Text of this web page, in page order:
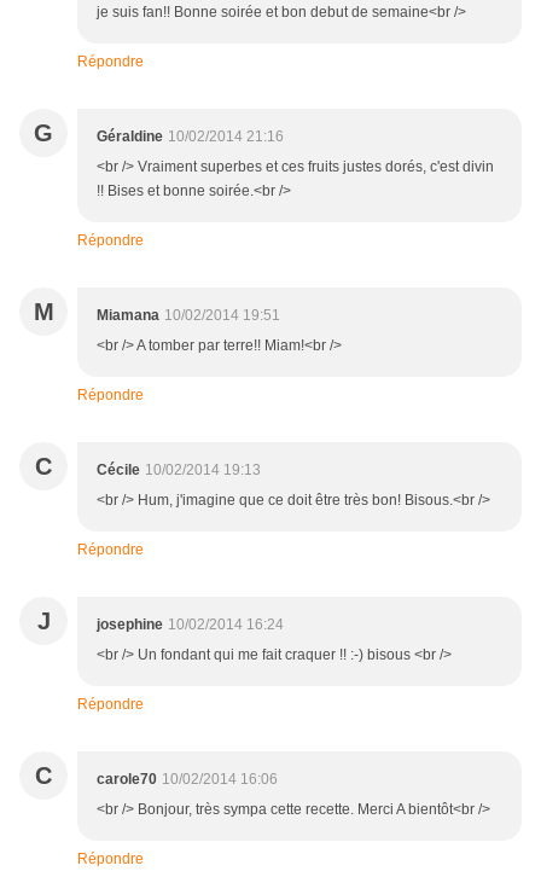
je suis fan!! Bonne soirée et bon debut de semaine<br />
Répondre
G Géraldine 10/02/2014 21:16
<br /> Vraiment superbes et ces fruits justes dorés, c'est divin
!! Bises et bonne soirée.<br />
Répondre
M Miamana 10/02/2014 19:51
<br /> A tomber par terre!! Miam!<br />
Répondre
C Cécile 10/02/2014 19:13
<br /> Hum, j'imagine que ce doit être très bon! Bisous.<br />
Répondre
J josephine 10/02/2014 16:24
<br /> Un fondant qui me fait craquer !! :-) bisous <br />
Répondre
C carole70 10/02/2014 16:06
<br /> Bonjour, très sympa cette recette. Merci A bientôt<br />
Répondre